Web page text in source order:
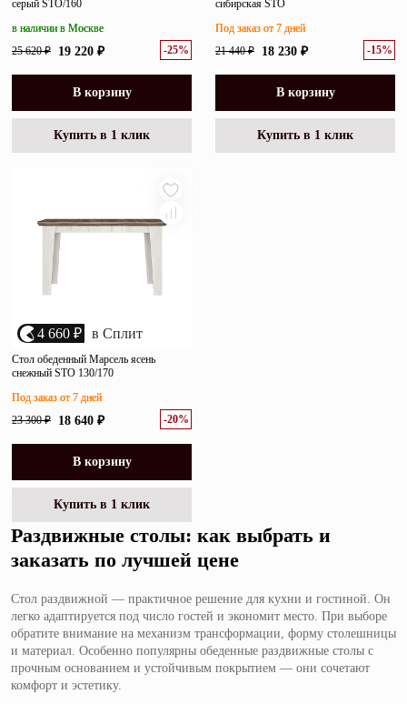
серый STO/160
25 620 ₽ 19 220 ₽ -25%
в наличии в Москве
В корзину
Купить в 1 клик
сибирская STO
21 440 ₽ 18 230 ₽ -15%
Под заказ от 7 дней
В корзину
Купить в 1 клик
4 660 ₽ в Сплит
Стол обеденный Марсель ясень
снежный STO 130/170
23 300 ₽ 18 640 ₽ -20%
Под заказ от 7 дней
В корзину
Купить в 1 клик
Раздвижные столы: как выбрать и
заказать по лучшей цене
Стол раздвижной — практичное решение для кухни и гостиной. Он
легко адаптируется под число гостей и экономит место. При выборе
обратите внимание на механизм трансформации, форму столешницы
и материал. Особенно популярны обеденные раздвижные столы с
прочным основанием и устойчивым покрытием — они сочетают
комфорт и эстетику.